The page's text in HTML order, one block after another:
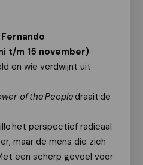
t/m 15 november)
en wie verdwijnt uit
ofthePeopledraaitde
het perspectief radicaal
maar de mens die zich
een scherp gevoel voor